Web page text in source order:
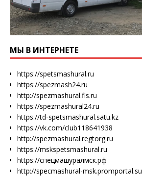
МЫ В ИНТЕРНЕТЕ
https://spetsmashural.ru
https://spezmash24.ru
http://spezmashural.fis.ru
https://spezmashural24.ru
https://td-spetsmashural.satu.kz
https://vk.com/club118641938
http://spezmashural.regtorg.ru
https://mskspetsmashural.ru
https://спецмашуралмск.рф
http://specmashural-msk.promportal.su